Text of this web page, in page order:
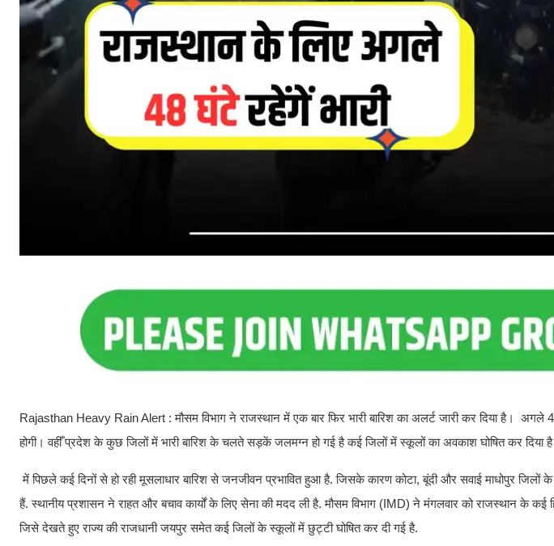
Rajasthan Heavy Rain Alert : मौसम विभाग ने राजस्थान में एक बार फिर भारी बारिश का अलर्ट जारी कर दिया है।
होगी। वहीँ प्रदेश के कुछ जिलों में भारी बारिश के चलते सड़कें जलमग्न हो गई है कई जिलों में स्कूलों का अवकाश घोषित कर दिया
में पिछले कई दिनों से हो रही मूसलाधार बारिश से जनजीवन प्रभावित हुआ है. जिसके कारण कोटा, बूंदी और सवाई माधोपुर जिलों
हैं. स्थानीय प्रशासन ने राहत और बचाव कार्यों के लिए सेना की मदद ली है. मौसम विभाग (IMD) ने मंगलवार को राजस्थान के कई
जिसे देखते हुए राज्य की राजधानी जयपुर समेत कई जिलों के स्कूलों में छुट्टी घोषित कर दी गई है.